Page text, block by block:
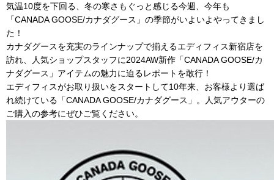
気温10度を下回る、冬の寒さもぐっと感じる今週、今年も
「CANADA GOOSE/カナダグース」の季節がいよいよやってきまし
た！
カナダグースを充実のラインナップで揃えるエディフィス新宿店を
訪れ、人気ショップスタッフに2024AW新作「CANADA GOOSE/カ
ナダグース」アイテムの魅力に迫るレポートを敢行！
エディフィスがお取り扱いをスタートして10年来、お客様より選ば
れ続けている「CANADA GOOSE/カナダグース」。人気アウターの
ご購入の参考にぜひご覧ください。